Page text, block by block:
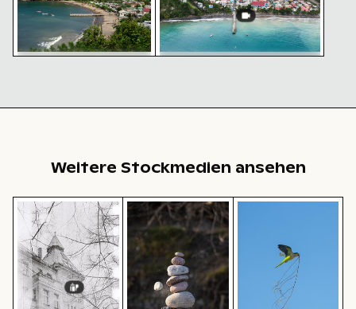
Weitere Stockmedien ansehen
Historisches Gebäude mit Turm im Winter
Steinhaufen im Zen-Stil in
Mönchsittich im